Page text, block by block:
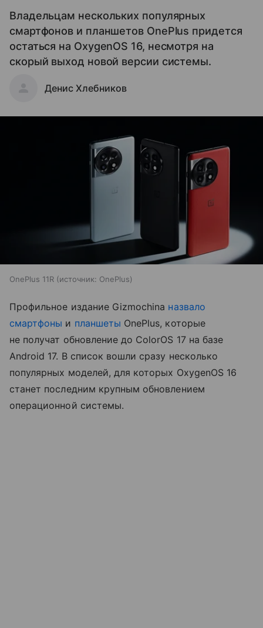
Владельцам нескольких популярных
смартфонов и планшетов OnePlus придется
остаться на OxygenOS 16, несмотря на
скорый выход новой версии системы.
Денис Хлебников
OnePlus 11R источник: OnePlus
Профильное издание Gizmochina назвало
смартфоны и планшеты OnePlus, которые
не получат обновление до ColorOS 17 на базе
Android 17. В список вошли сразу несколько
популярных моделей, для которых OxygenOS 16
станет последним крупным обновлением
операционной системы.